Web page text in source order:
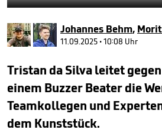
Johannes Behm,
11.09.2025 • 10:08 Uhr
Tristan da Silva leitet
einem Buzzer Beater die
Teamkollegen und
dem Kunststück.